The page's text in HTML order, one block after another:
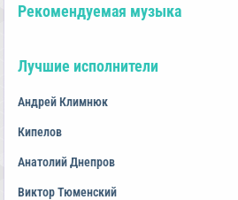
Рекомендуемая музыка
Лучшие исполнители
Андрей Климнюк
Кипелов
Анатолий Днепров
Виктор Тюменский